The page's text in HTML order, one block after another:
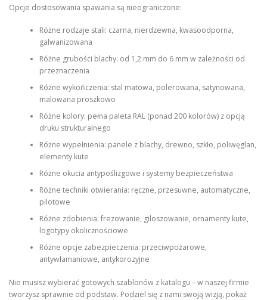
Opcje dostosowania spawania są nieograniczone:
Różne rodzaje stali: czarna, nierdzewna, kwasoodporna,
galwanizowana
Różne grubości blachy: od 1,2 mm do 6 mm w zależności od
przeznaczenia
Różne wykończenia: stal matowa, polerowana, satynowana,
malowana proszkowo
Różne kolory: pełna paleta RAL (ponad 200 kolorów) z opcją
druku strukturalnego
Różne wypełnienia: panele z blachy, drewno, szkło, poliwęglan,
elementy kute
Różne okucia antypoślizgowe i systemy bezpieczeństwa
Różne techniki otwierania: ręczne, przesuwne, automatyczne,
pilotowe
Różne zdobienia: frezowanie, giloszowanie, ornamenty kute,
logotypy okolicznościowe
Różne opcje zabezpieczenia: przeciwpożarowe,
antywłamaniowe, antykorozyjne
Nie musisz wybierać gotowych szablonów z katalogu – w naszej firmie
tworzysz sprawnie od podstaw. Podziel się z nami swoją wizją, pokaż